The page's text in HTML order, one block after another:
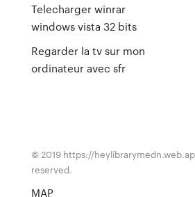
Telecharger winrar
windows vista 32 bits
Regarder la tv sur mon
ordinateur avec sfr
© 2019 https://
reserved.
MAP